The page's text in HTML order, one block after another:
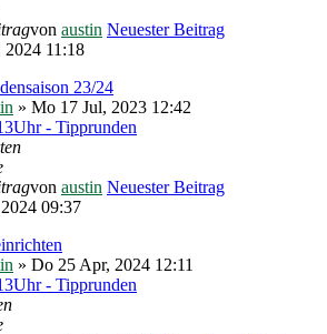
von austin Neuester Beitrag
11:18
23/24
» Mo 17 Jul, 2023 12:42
- Tipprunden
von austin Neuester Beitrag
09:37
» Do 25 Apr, 2024 12:11
- Tipprunden